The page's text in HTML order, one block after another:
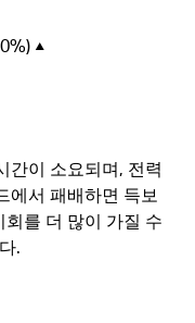
▲
간이 소요되며, 전력
에서 패배하면 득보
를 더 많이 가질 수
.